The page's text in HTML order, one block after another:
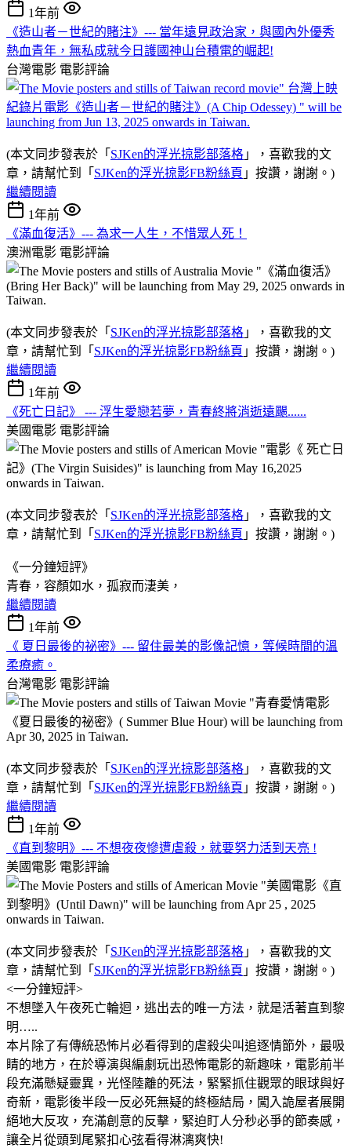
1年前
《造山者－世紀的賭注》--- 當年遠見政治家，與國內外優秀
熱血青年，無私成就今日護國神山台積電的崛起!
台灣電影 電影評論
(本文同步發表於「 SJKen的浮光掠影部落格 」，喜歡我的文
章，請幫忙到「 SJKen的浮光掠影FB粉絲頁 」按讚，謝謝。)
繼續閱讀
1年前
《滿血復活》--- 為求一人生，不惜眾人死！
澳洲電影 電影評論
(本文同步發表於「 SJKen的浮光掠影部落格 」，喜歡我的文
章，請幫忙到「 SJKen的浮光掠影FB粉絲頁 」按讚，謝謝。)
繼續閱讀
1年前
《死亡日記》 --- 浮生愛戀若夢，青春終將消逝遠颺......
美國電影 電影評論
(本文同步發表於「 SJKen的浮光掠影部落格 」，喜歡我的文
章，請幫忙到「 SJKen的浮光掠影FB粉絲頁 」按讚，謝謝。)
《一分鐘短評》
青春，容顏如水，孤寂而淒美，
繼續閱讀
1年前
《 夏日最後的祕密》--- 留住最美的影像記憶，等候時間的溫
柔療癒。
台灣電影 電影評論
(本文同步發表於「 SJKen的浮光掠影部落格 」，喜歡我的文
章，請幫忙到「 SJKen的浮光掠影FB粉絲頁 」按讚，謝謝。)
繼續閱讀
1年前
《直到黎明》--- 不想夜夜慘遭虐殺，就要努力活到天亮 !
美國電影 電影評論
(本文同步發表於「 SJKen的浮光掠影部落格 」，喜歡我的文
章，請幫忙到「 SJKen的浮光掠影FB粉絲頁 」按讚，謝謝。)
<一分鐘短評>
不想墜入午夜死亡輪迴，逃出去的唯一方法，就是活著直到黎
明…..
本片除了有傳統恐怖片必看得到的虐殺尖叫追逐情節外，最吸
睛的地方，在於導演與編劇玩出恐怖電影的新趣味，電影前半
段充滿懸疑靈異，光怪陸離的死法，緊緊抓住觀眾的眼球與好
奇新，電影後半段一反必死無疑的終極結局，闖入詭屋者展開
絕地大反攻，充滿創意的反擊，緊迫盯人分秒必爭的節奏感，
讓全片從頭到尾緊扣心弦看得淋漓爽快!